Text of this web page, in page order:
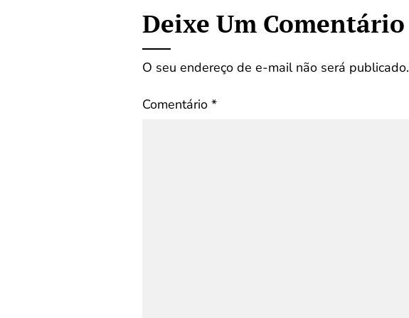
Deixe Um Comentário
O seu endereço de e-mail não será publicado.
Comentário *